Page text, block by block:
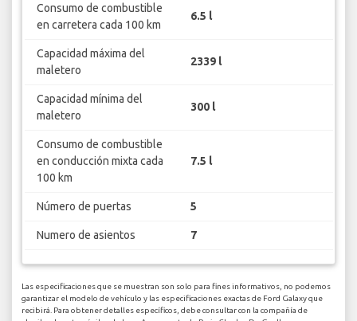
Consumo de combustible
en carretera cada 100 km
6.5 l
Capacidad máxima del
maletero
2339 l
Capacidad mínima del
maletero
300 l
Consumo de combustible
en conducción mixta cada
100 km
7.5 l
Número de puertas 5
Numero de asientos 7
Las especificaciones que se muestran son solo para fines informativos, no podemos
garantizar el modelo de vehículo y las especificaciones exactas de Ford Galaxy que
recibirá. Para obtener detalles específicos, debe consultar con la compañía de